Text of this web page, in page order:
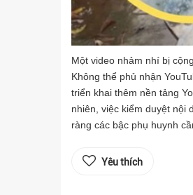
Một video nhảm nhí bị
Không thể phủ nhận
triển khai thêm nền tảng
nhiên, việc kiểm duyệt nội
ràng các bậc phụ huynh
Yêu thích